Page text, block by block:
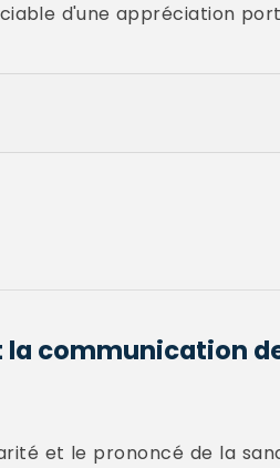
d'une appréciation
la communication
et le prononcé de la